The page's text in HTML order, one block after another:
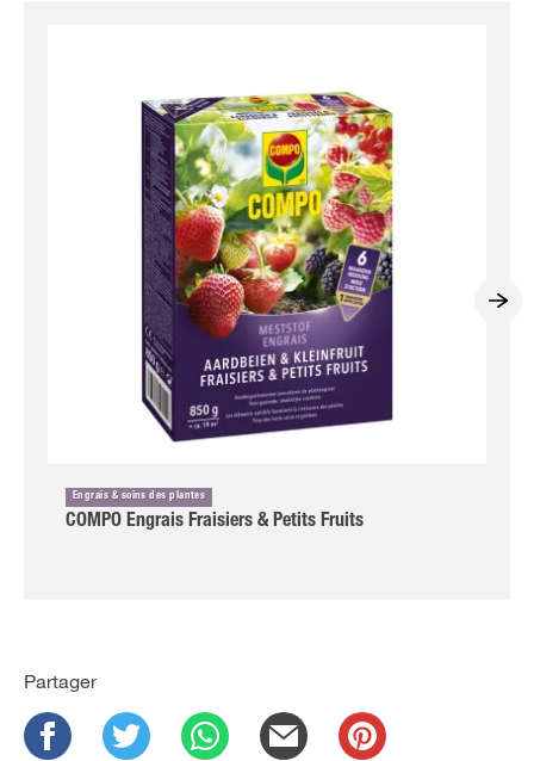
Engrais & soins des plantes
COMPO Engrais Fraisiers & Petits Fruits
Partager